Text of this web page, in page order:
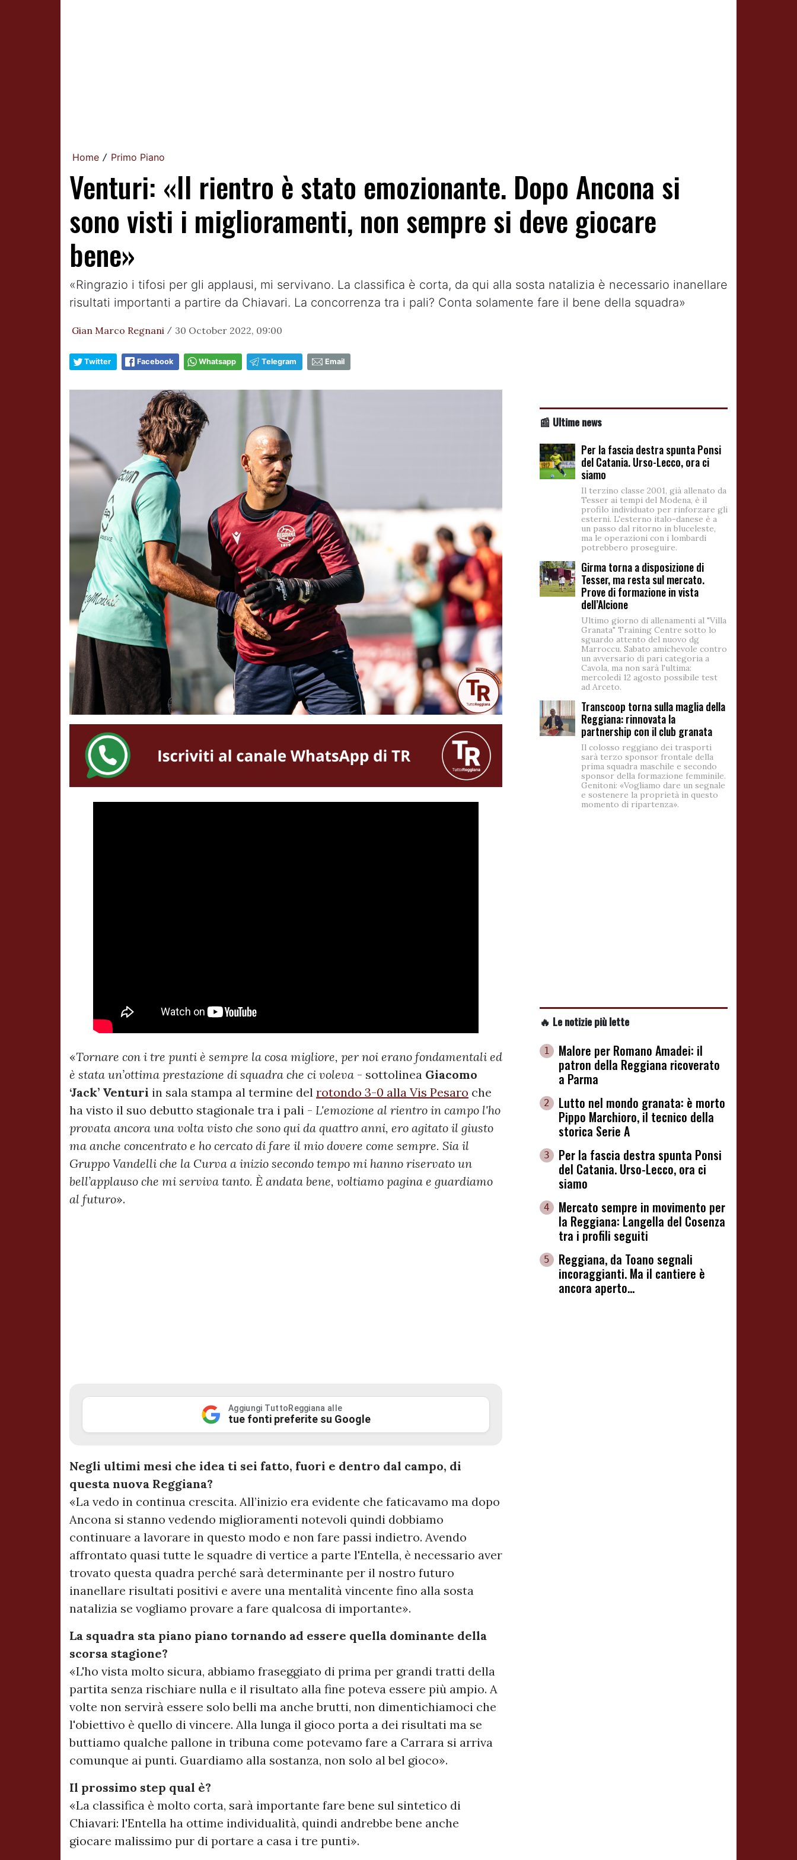
Home / Primo Piano
Venturi: «Il rientro è stato emozionante. Dopo Ancona si
sono visti i miglioramenti, non sempre si deve giocare
bene»
«Ringrazio i tifosi per gli applausi, mi servivano. La classifica è corta, da qui alla sosta natalizia è necessario inanellare
risultati importanti a partire da Chiavari. La concorrenza tra i pali? Conta solamente fare il bene della squadra»
Gian Marco Regnani / 30 October 2022, 09:00
Twitter Facebook Whatsapp Telegram Email
«Tornare con i tre punti è sempre la cosa migliore, per noi erano fondamentali ed
è stata un’ottima prestazione di squadra che ci voleva - sottolinea Giacomo
‘Jack’ Venturi in sala stampa al termine del rotondo 3-0 alla Vis Pesaro che
ha visto il suo debutto stagionale tra i pali - L'emozione al rientro in campo l'ho
provata ancora una volta visto che sono qui da quattro anni, ero agitato il giusto
ma anche concentrato e ho cercato di fare il mio dovere come sempre. Sia il
Gruppo Vandelli che la Curva a inizio secondo tempo mi hanno riservato un
bell’applauso che mi serviva tanto. È andata bene, voltiamo pagina e guardiamo
al futuro».
Aggiungi TuttoReggiana alle
tue fonti preferite su Google
Negli ultimi mesi che idea ti sei fatto, fuori e dentro dal campo, di
questa nuova Reggiana?
«La vedo in continua crescita. All’inizio era evidente che faticavamo ma dopo
Ancona si stanno vedendo miglioramenti notevoli quindi dobbiamo
continuare a lavorare in questo modo e non fare passi indietro. Avendo
affrontato quasi tutte le squadre di vertice a parte l'Entella, è necessario aver
trovato questa quadra perché sarà determinante per il nostro futuro
inanellare risultati positivi e avere una mentalità vincente fino alla sosta
natalizia se vogliamo provare a fare qualcosa di importante».
La squadra sta piano piano tornando ad essere quella dominante della
scorsa stagione?
«L'ho vista molto sicura, abbiamo fraseggiato di prima per grandi tratti della
partita senza rischiare nulla e il risultato alla fine poteva essere più ampio. A
volte non servirà essere solo belli ma anche brutti, non dimentichiamoci che
l'obiettivo è quello di vincere. Alla lunga il gioco porta a dei risultati ma se
buttiamo qualche pallone in tribuna come potevamo fare a Carrara si arriva
comunque ai punti. Guardiamo alla sostanza, non solo al bel gioco».
Il prossimo step qual è?
«La classifica è molto corta, sarà importante fare bene sul sintetico di
Chiavari: l'Entella ha ottime individualità, quindi andrebbe bene anche
giocare malissimo pur di portare a casa i tre punti».
📰 Ultime news
Per la fascia destra spunta Ponsi
del Catania. Urso-Lecco, ora ci
siamo
Il terzino classe 2001, già allenato da
Tesser ai tempi del Modena, è il
profilo individuato per rinforzare gli
esterni. L'esterno italo-danese è a
un passo dal ritorno in bluceleste,
ma le operazioni con i lombardi
potrebbero proseguire.
Girma torna a disposizione di
Tesser, ma resta sul mercato.
Prove di formazione in vista
dell’Alcione
Ultimo giorno di allenamenti al "Villa
Granata" Training Centre sotto lo
sguardo attento del nuovo dg
Marroccu. Sabato amichevole contro
un avversario di pari categoria a
Cavola, ma non sarà l'ultima:
mercoledì 12 agosto possibile test
ad Arceto.
Transcoop torna sulla maglia della
Reggiana: rinnovata la
partnership con il club granata
Il colosso reggiano dei trasporti
sarà terzo sponsor frontale della
prima squadra maschile e secondo
sponsor della formazione femminile.
Genitoni: «Vogliamo dare un segnale
e sostenere la proprietà in questo
momento di ripartenza».
🔥 Le notizie più lette
1
Malore per Romano Amadei: il
patron della Reggiana ricoverato
a Parma
2
Lutto nel mondo granata: è morto
Pippo Marchioro, il tecnico della
storica Serie A
3
Per la fascia destra spunta Ponsi
del Catania. Urso-Lecco, ora ci
siamo
4
Mercato sempre in movimento per
la Reggiana: Langella del Cosenza
tra i profili seguiti
5
Reggiana, da Toano segnali
incoraggianti. Ma il cantiere è
ancora aperto...